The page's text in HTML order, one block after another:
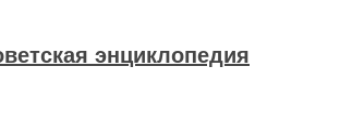
энциклопедия